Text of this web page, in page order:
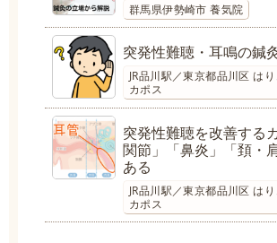
群馬県伊勢崎市 養気院
突発性難聴・耳鳴の鍼
JR品川駅／東京都品川区 は
カポス
突発性難聴を改善する
関節」「鼻炎」「頚・
ある
JR品川駅／東京都品川区 は
カポス